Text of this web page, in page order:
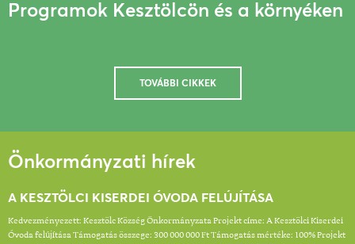
Programok Kesztölcön és a környéken
TOVÁBBI CIKKEK
Önkormányzati hírek
A KESZTÖLCI KISERDEI ÓVODA FELÚJÍTÁSA
Kedvezményezett: Kesztölc Község Önkormányzata Projekt címe: A Kesztölci Kiserdei
Óvoda felújítása Támogatás összege: 300 000 000 Ft Támogatás mértéke: 100% Projekt